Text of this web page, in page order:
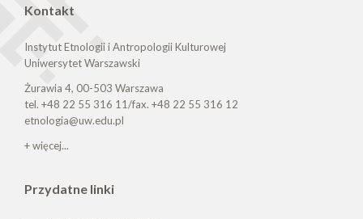
Kontakt
Instytut Etnologii i Antropologii Kulturowej
Uniwersytet Warszawski
Żurawia 4, 00-503 Warszawa
tel. +48 22 55 316 11/fax. +48 22 55 316 12
etnologia@uw.edu.pl
+ więcej...
Przydatne linki